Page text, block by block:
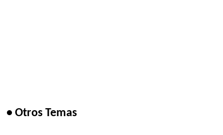
• Otros Temas